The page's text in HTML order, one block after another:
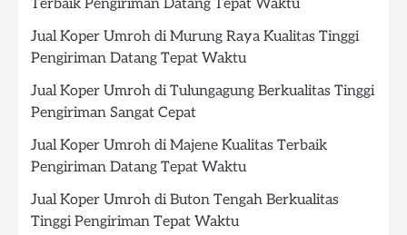
Terbaik Pengiriman Datang Tepat Waktu
Jual Koper Umroh di Murung Raya Kualitas Tinggi
Pengiriman Datang Tepat Waktu
Jual Koper Umroh di Tulungagung Berkualitas Tinggi
Pengiriman Sangat Cepat
Jual Koper Umroh di Majene Kualitas Terbaik
Pengiriman Datang Tepat Waktu
Jual Koper Umroh di Buton Tengah Berkualitas
Tinggi Pengiriman Tepat Waktu